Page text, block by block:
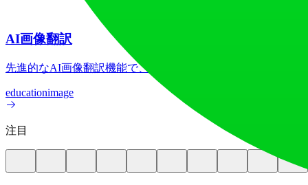
AI画像翻訳
先進的なAI画像翻訳機能で、70以上の言語間で画像テキス
educationimage
注目